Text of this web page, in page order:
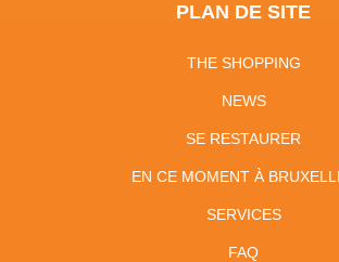
PLAN DE SITE
THE SHOPPING
NEWS
SE RESTAURER
EN CE MOMENT À
SERVICES
FAQ